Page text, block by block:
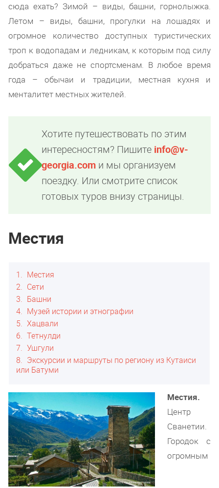
сюда ехать? Зимой – виды, башни, горнолыжка.
Летом – виды, башни, прогулки на лошадях и
огромное количество доступных туристических
троп к водопадам и ледникам, к которым под силу
добраться даже не спортсменам. В любое время
года – обычаи и традиции, местная кухня и
менталитет местных жителей.
Хотите путешествовать по этим
интересностям? Пишите info@v-
georgia.com и мы организуем
поездку. Или смотрите список
готовых туров внизу страницы.
Местия
1
Местия
2
Сети
3
Башни
4
Музей истории и этнографии
5
Хацвали
6
Тетнулди
7
Ушгули
8
Экскурсии и маршруты по региону из Кутаиси
или Батуми
Местия.
Центр
Сванетии.
Городок с
огромным